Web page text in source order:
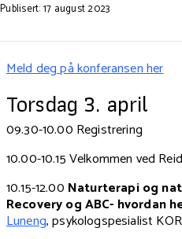
Publisert: 17 august 2023
Meld deg på konferansen her
Torsdag 3. april
09.30-10.00 Registrering
10.00-10.15Velkommen ved
10.15-12.00 Naturterapi og
Recovery og ABC- hvordan
Luneng, psykologspesialist